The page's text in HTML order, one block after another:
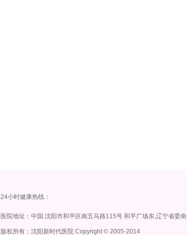
24小时健康热线：
医院地址：中国.沈阳市和平区南五马路115号 和平广场东,辽宁省委南
版权所有：沈阳新时代医院 Copyright© 2005-2014